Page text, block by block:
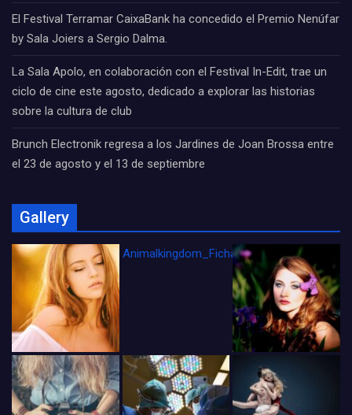
El Festival Terramar CaixaBank ha concedido el Premio Nenúfar
by Sala Joiers a Sergio Dalma.
La Sala Apolo, en colaboración con el Festival In-Edit, trae un
ciclo de cine este agosto, dedicado a explorar las historias
sobre la cultura de club
Brunch Electronik regresa a los Jardines de Joan Brossa entre
el 23 de agosto y el 13 de septiembre
Gallery
Animalkingdom_FichaCine